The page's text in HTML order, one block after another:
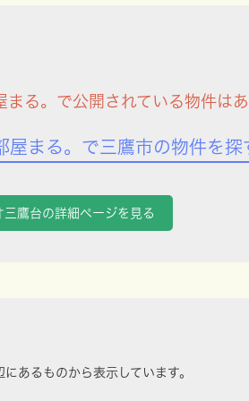
る。で公開されている物件はあ
屋まる。で三鷹市の物件を探
三鷹台の詳細ページを見る
あるものから表示しています。